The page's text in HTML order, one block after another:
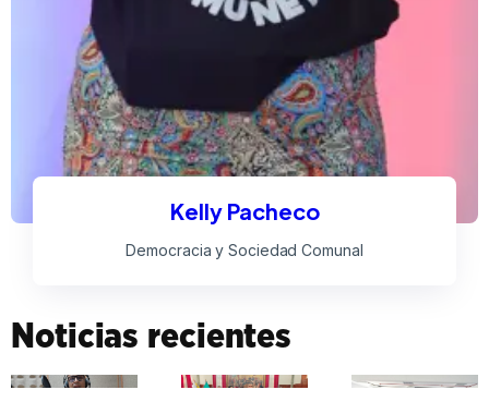
Kelly Pacheco
Democracia y Sociedad Comunal
Noticias recientes